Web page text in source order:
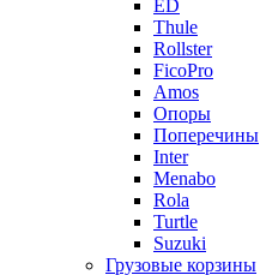
ED
Thule
Rollster
FicoPro
Amos
Опоры
Поперечины
Inter
Menabo
Rola
Turtle
Suzuki
Грузовые корзины